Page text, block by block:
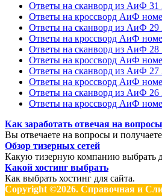
Ответы на сканворд из АиФ 31
Ответы на кроссворд АиФ
Ответы на сканворд из АиФ 29
Ответы на кроссворд АиФ
Ответы на сканворд из АиФ 28
Ответы на кроссворд АиФ
Ответы на сканворд из АиФ 27
Ответы на кроссворд АиФ
Ответы на сканворд из АиФ 26
Ответы на кроссворд АиФ
Как заработать отвечая на вопросы
Вы отвечаете на вопросы и получаете
Обзор тизерных сетей
Какую тизерную компанию выбрать
Какой хостинг выбрать
Как выбрать хостинг для сайта.
Copyright ©2026. Справочная и